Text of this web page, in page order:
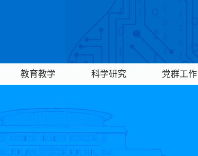
教育教学 科学研究 党群工作